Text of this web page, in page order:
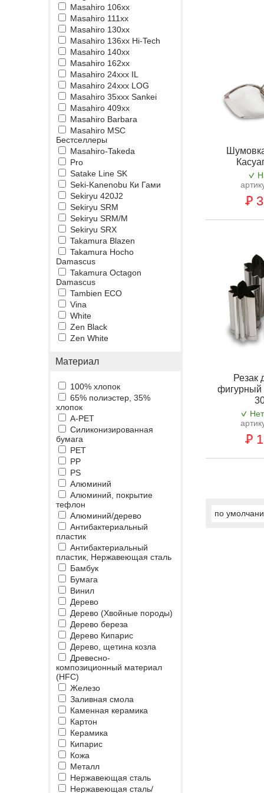
Masahiro 106xx
Masahiro 111xx
Masahiro 130xx
Masahiro 136xx Hi-Tech
Masahiro 140xx
Masahiro 162xx
Masahiro 24xxx IL
Masahiro 24xxx LOG
Masahiro 35xxx Sankei
Masahiro 409xx
Masahiro Barbara
Masahiro MSС
Бестселлеры
Masahiro-Takeda
Pro
Satake Line SK
Seki-Kanenobu Ки Гами
Sekiryu 420J2
Sekiryu SRM
Sekiryu SRM/M
Sekiryu SRX
Takamura Blazen
Takamura Hocho
Damascus
Takamura Octagon
Damascus
Tambien ECO
Vina
White
Zen Black
Zen White
Материал
100% хлопок
65% полиэстер, 35%
хлопок
A-PET
Cиликонизированная
бумага
PET
PP
PS
Алюминий
Алюминий, покрытие
тефлон
Алюминий/дерево
Антибактериальный
пластик
Антибактериальный
пластик, Нержавеющая сталь
Бамбук
Бумага
Винил
Дерево
Дерево (Хвойные породы)
Дерево береза
Дерево Кипарис
Дерево, щетина козла
Древесно-
композиционный материал
(HFC)
Железо
Заливная смола
Каменная керамика
Картон
Керамика
Кипарис
Кожа
Металл
Нержавеющая сталь
Нержавеющая сталь/
3
Резак
фигурный
1
по